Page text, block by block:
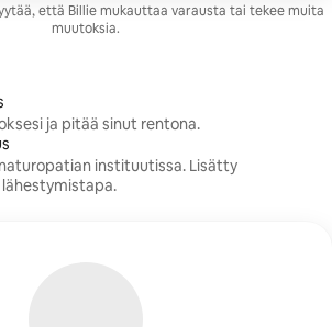
että Billie mukauttaa varausta tai tekee muita
muutoksia.
ja pitää sinut rentona.
instituutissa. Lisätty